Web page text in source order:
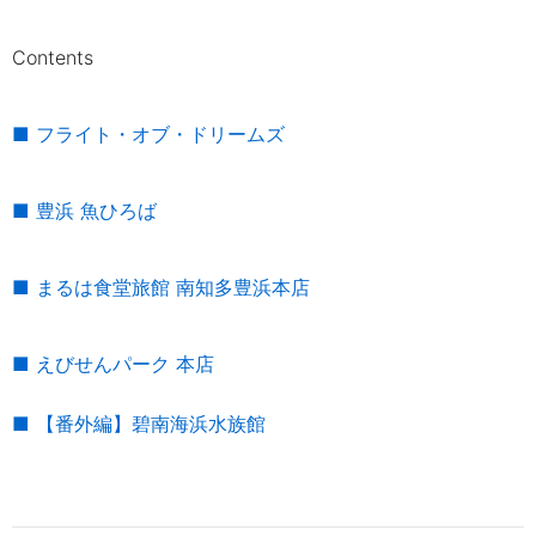
Contents
■ フライト・オブ・ドリームズ
■ 豊浜 魚ひろば
■ まるは食堂旅館 南知多豊浜本店
■ えびせんパーク 本店
■ 【番外編】碧南海浜水族館